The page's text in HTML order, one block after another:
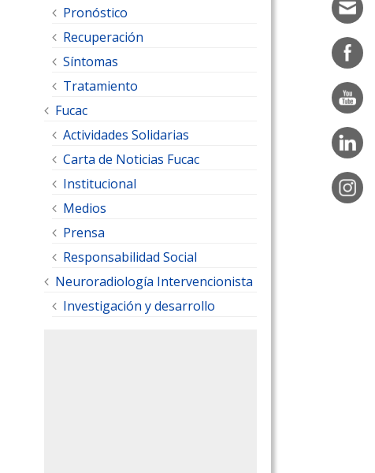
Pronóstico
Recuperación
Síntomas
Tratamiento
Fucac
Actividades Solidarias
Carta de Noticias Fucac
Institucional
Medios
Prensa
Responsabilidad Social
Neuroradiología Intervencionista
Investigación y desarrollo